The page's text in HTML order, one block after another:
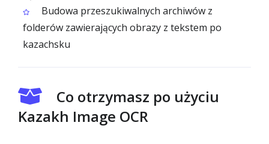
Budowa przeszukiwalnych archiwów z
folderów zawierających obrazy z tekstem po
kazachsku
Co otrzymasz po użyciu
Kazakh Image OCR